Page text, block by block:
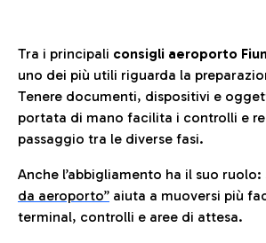
Tra i principali consigli aeroporto
uno dei più utili riguarda la
Tenere documenti, dispositivi e
portata di mano facilita i controlli e
passaggio tra le diverse fasi.
Anche l’abbigliamento ha il suo
da aeroporto” aiuta a muoversi più
terminal, controlli e aree di attesa.